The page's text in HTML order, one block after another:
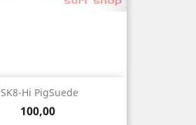
SK8-Hi PigSuede
Precio
100,00